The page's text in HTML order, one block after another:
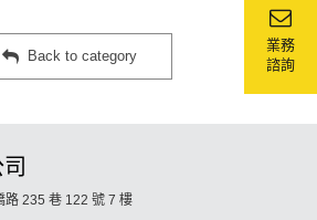
業務
諮詢
Back to category
235 巷 122 號 7 樓